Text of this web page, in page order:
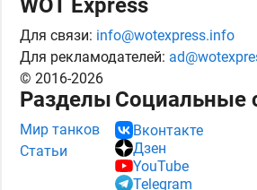
WOT Express
Для связи: info@wotexpress.info
Для рекламодателей:
© 2016-2026
Разделы
Мир танков
Статьи
Социальные
Вконтакте
Дзен
YouTube
Telegram